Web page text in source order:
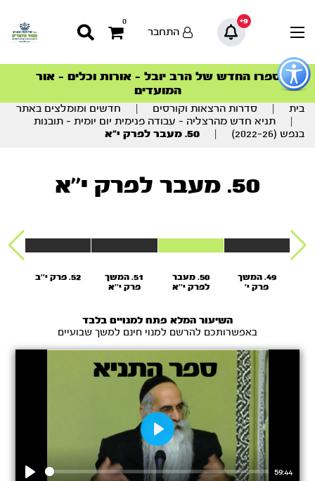
כפתור
לפתיחת
תפריט
9+
0
התחבר
סדרות הפודקאסטים
הסדרה המובילה החודש – דרך המלך
ספרו החדש של הרב יובל – אורות וכלים – אור
המועדים
הצטרפו למהפכת הבריאות הטבעית >
סדרות הפודקאסטים
הסדרה המובילה החודש – דרך המלך
תוכן
מרכזי
בית סדרות הרצאות וקורסים
חדשים ומומלצים באתר
תניא חדש מהרצליה – עבודה פנימית יום יומית – תובנות
בנפש (2022-26)
50. מעבר לפרק י”א
50. מעבר לפרק י''א
49. המשך
פרק י'
50. מעבר
לפרק י''א
51. המשך
פרק י''א
52. פרק י''ב
השיעור המלא פתח למנויים בלבד
באפשרותכם להרשם למנוי חינם למשך שבועיים
59:44
Play